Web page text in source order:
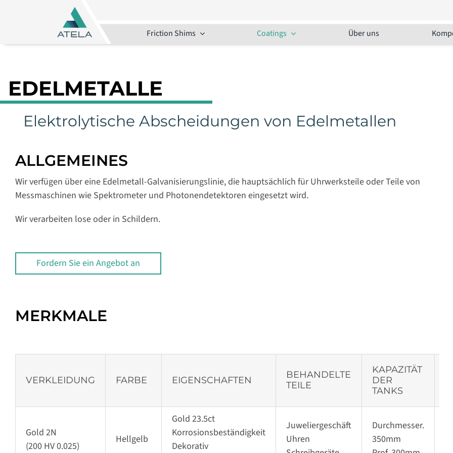
Friction Shims Coatings Über uns
EDELMETALLE
Elektrolytische Abscheidungen von Edelmetallen
ALLGEMEINES
Wir verfügen über eine Edelmetall-Galvanisierungslinie, die hauptsächlich für Uhrwerksteile oder Teile von
Messmaschinen wie Spektrometer und Photonendetektoren eingesetzt wird.
Wir verarbeiten lose oder in Schildern.
Fordern Sie ein Angebot an
MERKMALE
VERKLEIDUNG FARBE EIGENSCHAFTEN
BEHANDELTE
TEILE
KAPAZITÄT
DER
TANKS
Gold 2N
(200 HV 0.025)
Hellgelb
Gold 23.5ct
Korrosionsbeständigkeit
Dekorativ
Juweliergeschäft
Uhren
Durchmesser.
350mm